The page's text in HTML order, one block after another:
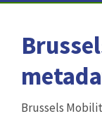
Brussels